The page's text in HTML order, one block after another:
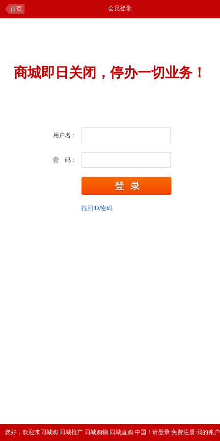
您好，欢迎来同城购 同城推广 同城购物 同城直购.中国！ 请登录 免费注册 我的账户
首页 会员登录
商城即日关闭，停办一切业务！
用户名：
密 码：
找回ID/密码